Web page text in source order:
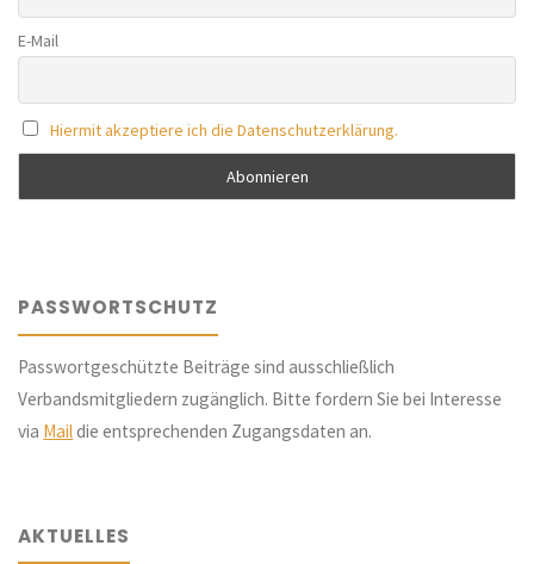
E-Mail
Hiermit akzeptiere ich die Datenschutzerklärung.
PASSWORTSCHUTZ
Passwortgeschützte Beiträge sind ausschließlich
Verbandsmitgliedern zugänglich. Bitte fordern Sie bei Interesse
via Maildie entsprechenden Zugangsdaten an.
AKTUELLES